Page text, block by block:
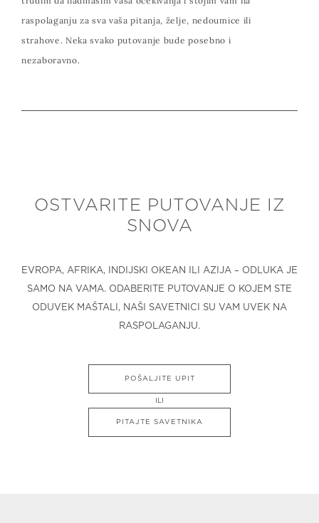
raspolaganju za sva vaša pitanja, želje, nedoumice ili
strahove. Neka svako putovanje bude posebno i
nezaboravno.
OSTVARITE PUTOVANJE IZ
SNOVA
EVROPA, AFRIKA, INDIJSKI OKEAN ILI AZIJA – ODLUKA JE
SAMO NA VAMA. ODABERITE PUTOVANJE O KOJEM STE
ODUVEK MAŠTALI, NAŠI SAVETNICI SU VAM UVEK NA
RASPOLAGANJU.
POŠALJITE UPIT
ILI
PITAJTE SAVETNIKA